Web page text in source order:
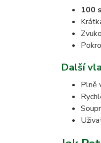
100
Další
Plně